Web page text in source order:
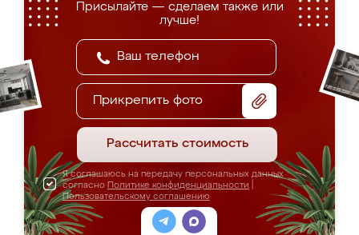
Присылайте — сделаем также или
лучше!
Прикрепить фото
Рассчитать стоимость
Я соглашаюсь на передачу персональных данных
согласно Политике конфиденциальности
Пользовательскому соглашению